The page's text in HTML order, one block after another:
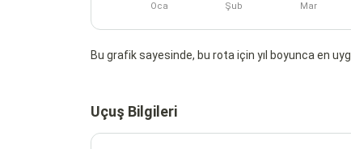
Oca
Şub Mar
Bu grafik sayesinde, bu rota için yıl boyunca en
Uçuş Bilgileri